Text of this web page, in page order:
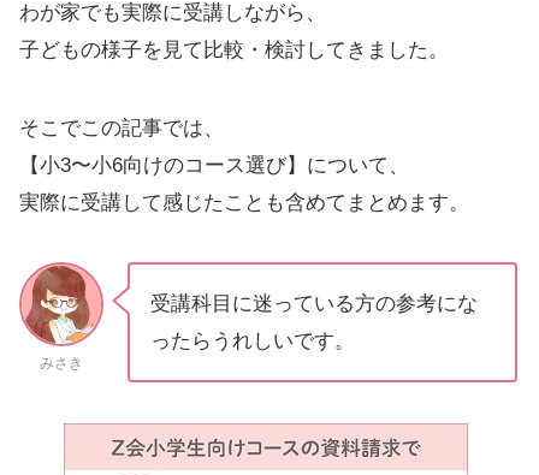
わが家でも実際に受講しながら、
子どもの様子を見て比較・検討してきました。
そこでこの記事では、
【小3〜小6向けのコース選び】について、
実際に受講して感じたことも含めてまとめます。
みさき
受講科目に迷っている方の参考にな
ったらうれしいです。